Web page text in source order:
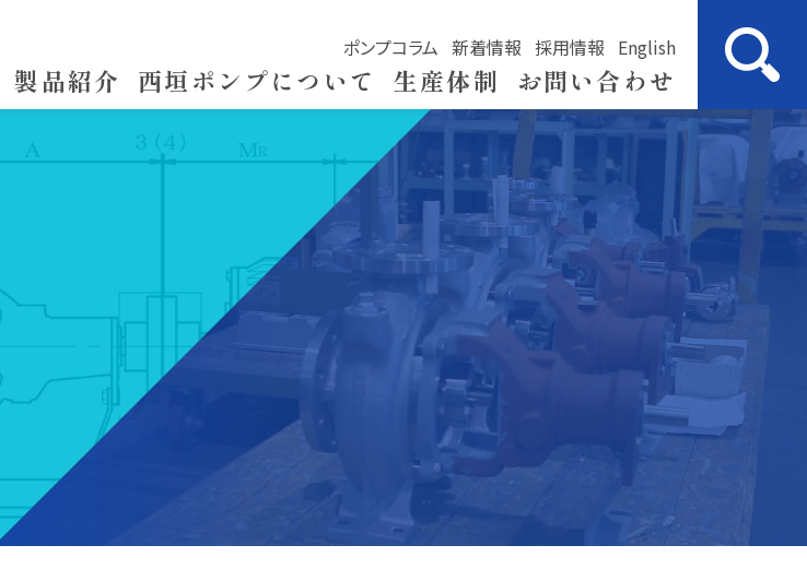
ポンプコラム 新着情報 採用情報 English
製品紹介 西垣ポンプについて 生産体制 お問い合わせ